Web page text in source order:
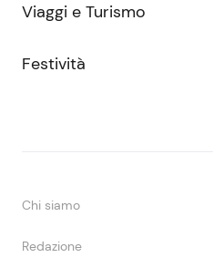
Viaggi e Turismo
Festività
Chi siamo
Redazione